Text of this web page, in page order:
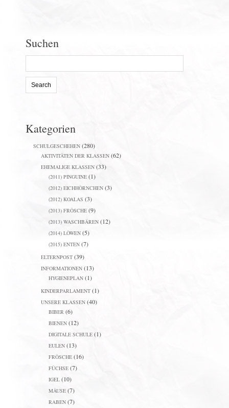
Suchen
Kategorien
SCHULGESCHEHEN(280)
AKTIVITÄTEN DER KLASSEN(62)
EHEMALIGE KLASSEN(33)
(2011) PINGUINE(1)
(2012) EICHHÖRNCHEN(3)
(2012) KOALAS (3)
(2013) FRÖSCHE(9)
(2013) WASCHBÄREN(12)
(2014) LÖWEN(5)
(2015) ENTEN(7)
ELTERNPOST(39)
INFORMATIONEN(13)
HYGIENEPLAN(1)
KINDERPARLAMENT(1)
UNSERE KLASSEN(40)
BIBER (6)
BIENEN(12)
DIGITALE SCHULE(1)
EULEN(13)
FRÖSCHE(16)
FÜCHSE(7)
IGEL(10)
MÄUSE(7)
RABEN(7)